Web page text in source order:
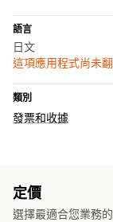
語言
日文
這項應用程式尚未
類別
發票和收據
定價
選擇最適合您業務的